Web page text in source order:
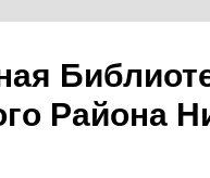
Района